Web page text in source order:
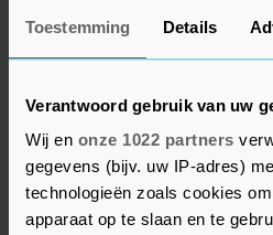
Toestemming Details
Verantwoord gebruik van uw
Wij en onze 1022 partners
gegevens (bijv. uw IP-adres)
technologieën zoals cookies
apparaat op te slaan en te
Tussen maandagochtend
registreerde het RIVM 1453
het hoogste aantal sinds 17
voert de lijst aan met 43
besmettingen. Daarna
Rotterdam (40), Breda en